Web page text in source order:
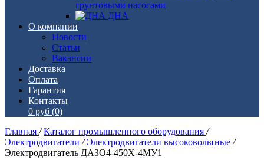
грунтовыми насосами
ДНА
О компании
Новости
Статьи
Вакансии
Доставка
Оплата
Гарантия
Контакты
0 руб (0)
Главная / Каталог промышленного оборудования /
Электродвигатели / Электродвигатели высоковольтные /
Электродвигатель ДАЗО4-450Х-4МУ1